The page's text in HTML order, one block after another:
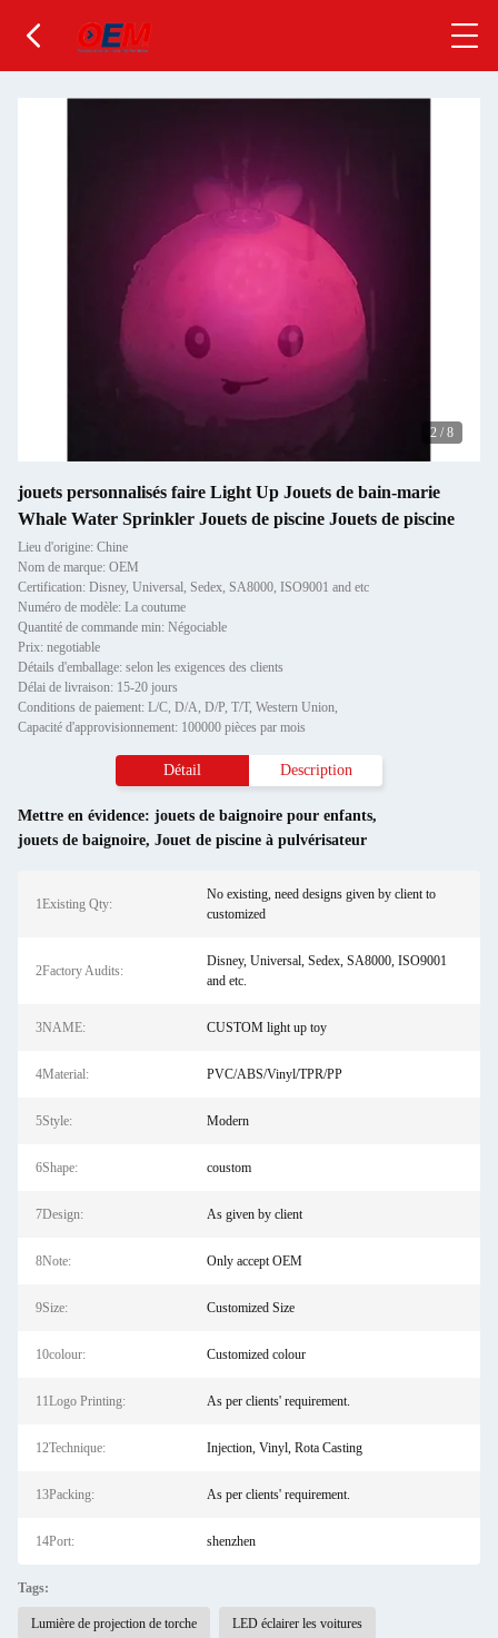
2 / 8
jouets personnalisés faire Light Up Jouets de bain-marie
Whale Water Sprinkler Jouets de piscine Jouets de piscine
Lieu d'origine: Chine
Nom de marque: OEM
Certification: Disney, Universal, Sedex, SA8000, ISO9001 and etc
Numéro de modèle: La coutume
Quantité de commande min: Négociable
Prix: negotiable
Détails d'emballage: selon les exigences des clients
Délai de livraison: 15-20 jours
Conditions de paiement: L/C, D/A, D/P, T/T, Western Union,
Capacité d'approvisionnement: 100000 pièces par mois
Détail Description
Mettre en évidence: jouets de baignoire pour enfants,
jouets de baignoire, Jouet de piscine à pulvérisateur
1Existing Qty:
No existing, need designs given by client to
customized
2Factory Audits:
Disney, Universal, Sedex, SA8000, ISO9001
and etc.
3NAME: CUSTOM light up toy
4Material: PVC/ABS/Vinyl/TPR/PP
5Style: Modern
6Shape: coustom
7Design: As given by client
8Note: Only accept OEM
9Size: Customized Size
10colour: Customized colour
11Logo Printing: As per clients' requirement.
12Technique: Injection, Vinyl, Rota Casting
13Packing: As per clients' requirement.
14Port: shenzhen
Tags:
Lumière de projection de torche LED éclairer les voitures